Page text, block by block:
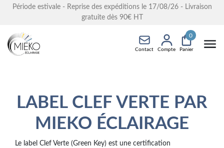
Période estivale - Reprise des expéditions le 17/08/26 - Livraison
gratuite dès 90€ HT
Contact Compte Panier
0
LABEL CLEF VERTE PAR
MIEKO ÉCLAIRAGE
Le label Clef Verte (Green Key) est une certification